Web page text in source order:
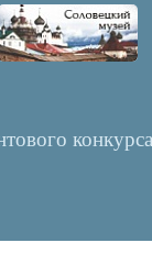
конкурса